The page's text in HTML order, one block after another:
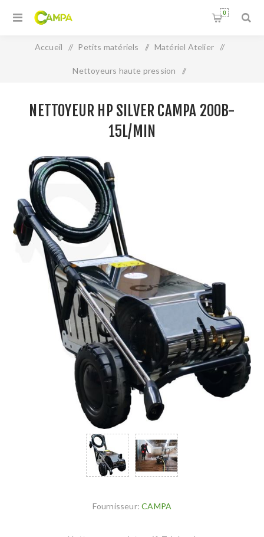
0
Accueil / Petits matériels / Matériel Atelier /
Nettoyeurs haute pression /
NETTOYEUR HP SILVER CAMPA 200B-
15L/MIN
Fournisseur: CAMPA